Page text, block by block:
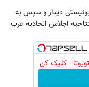
وزیر رژیم صهیونیستی دیدار و سپس به
اجلاس اتحادیه عرب
- کلیک کن
گذاشتی برای فروش ؟ اینجا